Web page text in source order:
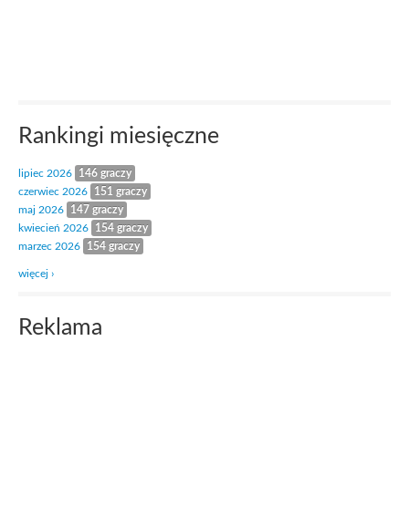
Rankingi miesięczne
lipiec 2026
146 graczy
czerwiec 2026
151 graczy
maj 2026
147 graczy
kwiecień 2026
154 graczy
marzec 2026
154 graczy
więcej ›
Reklama